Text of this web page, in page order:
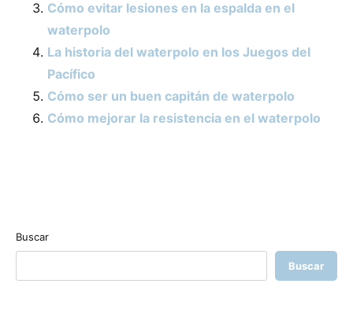
Cómo evitar lesiones en la espalda en el
waterpolo
La historia del waterpolo en los Juegos del
Pacífico
Cómo ser un buen capitán de waterpolo
Cómo mejorar la resistencia en el waterpolo
Buscar
Buscar